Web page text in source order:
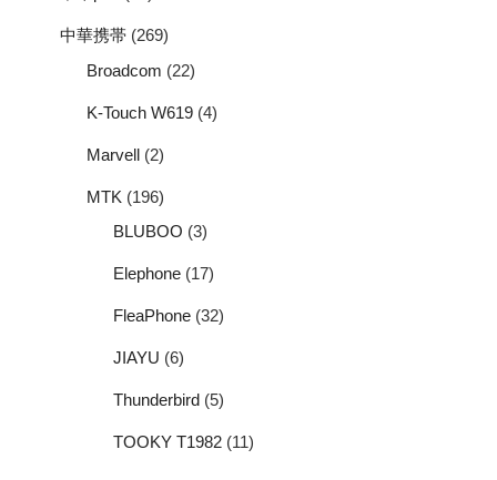
中華携帯 (269)
Broadcom (22)
K-Touch W619 (4)
Marvell (2)
MTK (196)
BLUBOO (3)
Elephone (17)
FleaPhone (32)
JIAYU (6)
Thunderbird (5)
TOOKY T1982 (11)